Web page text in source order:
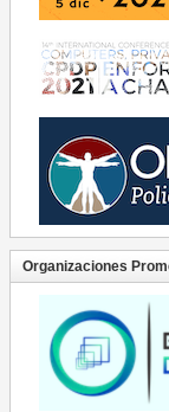
Organizaciones